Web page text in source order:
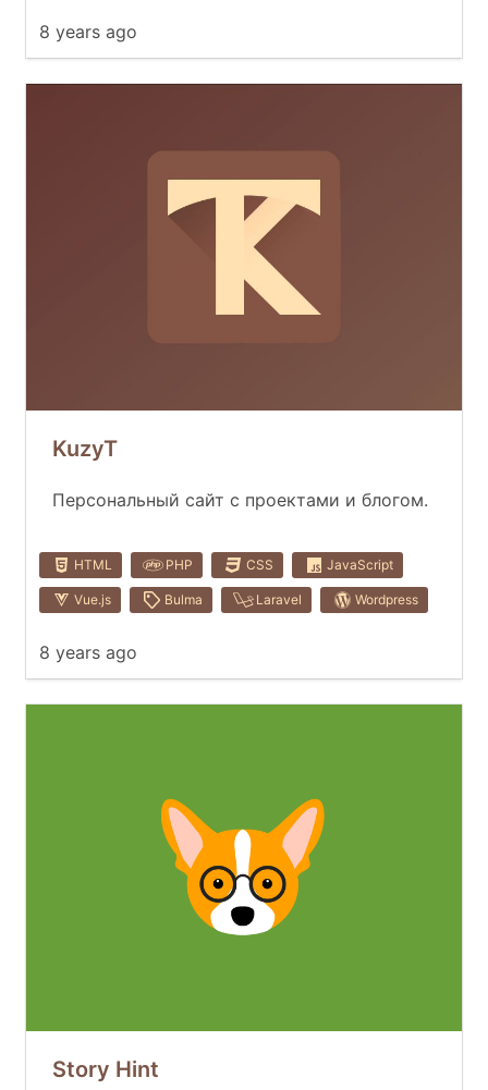
8 years ago
KuzyT
Персональный сайт с проектами и блогом.
HTML PHP CSS JavaScript
Vue.js Bulma Laravel Wordpress
8 years ago
Story Hint